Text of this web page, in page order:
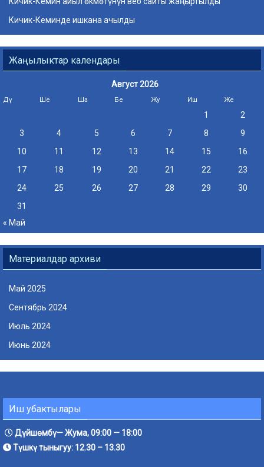
Кичик-Кеминде ишкана ачылды
Жаңылыктар календары
Август 2026
Дү Ше Ша Бе Жу Иш Же
1
2
3
4 5 6 7 8
9
10
11 12 13 14 15
16
17
18 19 20 21 22
23
24
25 26 27 28 29
30
31
« Май
Материалдар архиви
Май 2025
Сентябрь 2024
Июль 2024
Июнь 2024
Иш убактылары
Дүйшөмбү— Жума, 09:00 — 18:00
Түшкү тыныгуу: 12.30 – 13.30